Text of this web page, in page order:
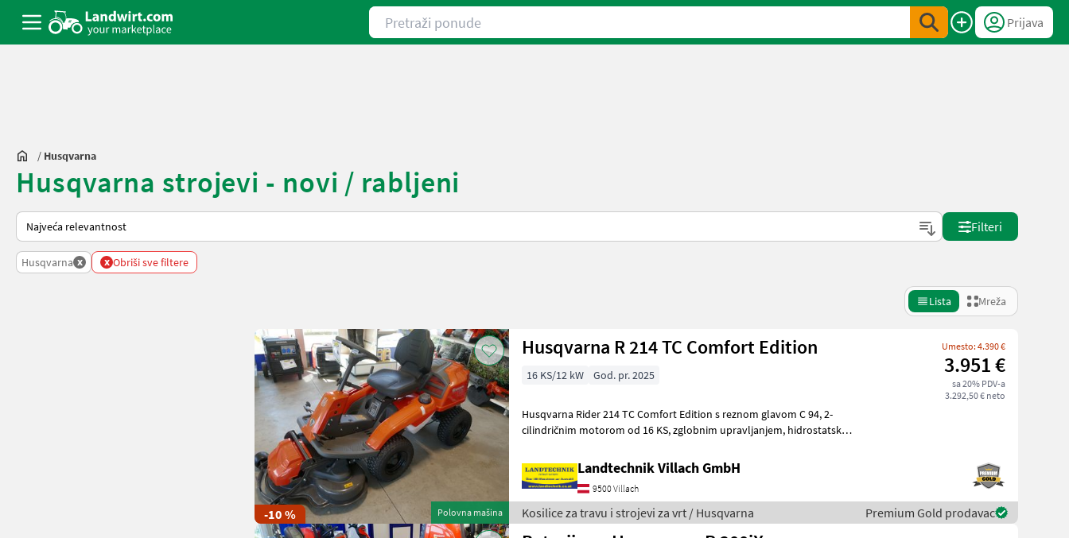
Pretraži ponude
Prijava
/ Husqvarna
Husqvarna strojevi - novi / rabljeni
Način na koji sortira Landwirt.com
Filteri
Husqvarna x x Obriši sve filtere
Lista Mreža
-10 % Polovna mašina
Husqvarna R 214 TC Comfort Edition Umesto: 4.390 €
3.951 €
sa 20% PDV-a
3.292,50 € neto
16 KS/12 kW God. pr. 2025
Husqvarna Rider 214 TC Comfort Edition s reznom glavom C 94, 2-
cilindričnim motorom od 16 KS, zglobnim upravljanjem, hidrostatskim
Landtechnik Villach GmbH
9500 Villach
Kosilice za travu i strojevi za vrt / Husqvarna Premium Gold prodavac